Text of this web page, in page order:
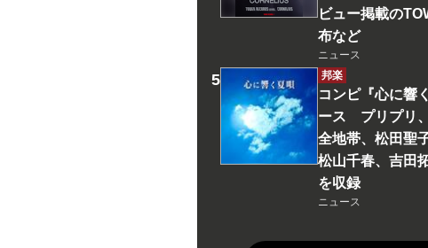
ビュー掲載の
布など
ニュース
邦楽
コンピ『心に響
ース プリプリ
全地帯、松田聖
松山千春、吉田
を収録
ニュース